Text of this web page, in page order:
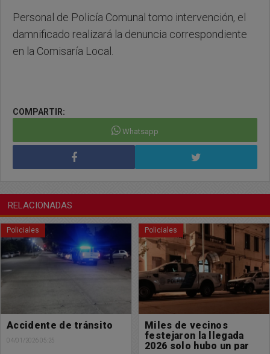
Personal de Policía Comunal tomo intervención, el
damnificado realizará la denuncia correspondiente
en la Comisaría Local.
COMPARTIR:
Whatsapp
RELACIONADAS
Policiales
Miles de vecinos
festejaron la llegada
2026 solo hubo un par
Policiales
Accidente de tránsito
31/12/2025 18:51